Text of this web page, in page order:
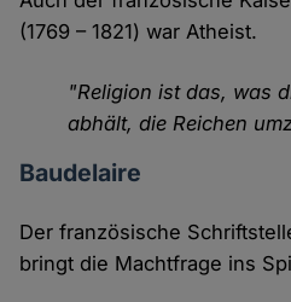
(1769 – 1821) war Atheist.
"Religion ist das, was
abhält, die Reichen
Baudelaire
Der französische
bringt die Machtfrage ins